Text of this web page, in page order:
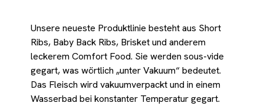
Unsere neueste Produktlinie besteht aus Short
Ribs, Baby Back Ribs, Brisket und anderem
leckerem Comfort Food. Sie werden sous-vide
gegart, was wörtlich „unter Vakuum“ bedeutet.
Das Fleisch wird vakuumverpackt und in einem
Wasserbad bei konstanter Temperatur gegart.